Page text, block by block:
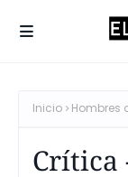
Inicio Hombres
Crítica